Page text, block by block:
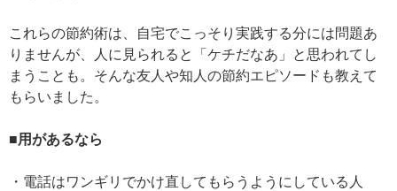
これらの節約術は、自宅でこっそり実践する分には問題あ
りませんが、人に見られると「ケチだなあ」と思われてし
まうことも。そんな友人や知人の節約エピソードも教えて
もらいました。
■用があるなら
・電話はワンギリでかけ直してもらうようにしている人